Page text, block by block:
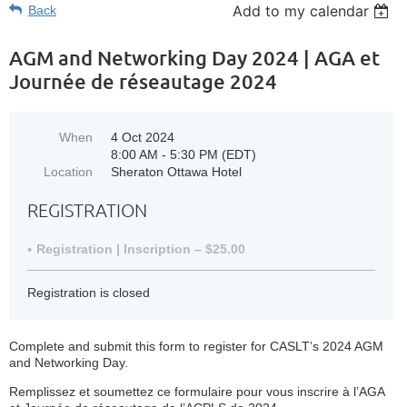
Back Add to my calendar
AGM and Networking Day 2024 | AGA et
Journée de réseautage 2024
When
4 Oct 2024
8:00 AM - 5:30 PM (EDT)
Location
Sheraton Ottawa Hotel
REGISTRATION
Registration | Inscription – $25.00
Registration is closed
Complete and submit this form to register for CASLT’s 2024 AGM
and Networking Day.
Remplissez et soumettez ce formulaire pour vous inscrire à l’AGA